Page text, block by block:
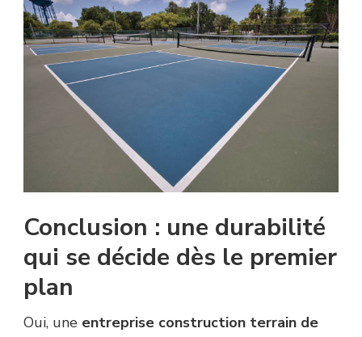
Conclusion : une durabilité
qui se décide dès le premier
plan
Oui, une entreprise construction terrain de